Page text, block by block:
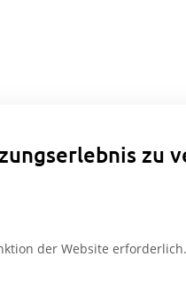
zu
der Website erforderlich.